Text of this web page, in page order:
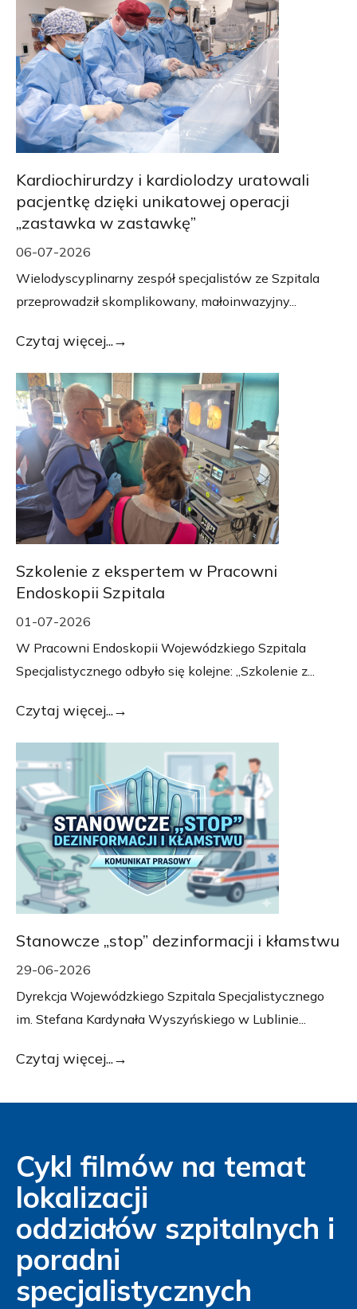
Kardiochirurdzy i kardiolodzy uratowali
pacjentkę dzięki unikatowej operacji
„zastawka w zastawkę”
06-07-2026
Wielodyscyplinarny zespół specjalistów ze Szpitala
przeprowadził skomplikowany, małoinwazyjny...
Czytaj więcej...
Szkolenie z ekspertem w Pracowni
Endoskopii Szpitala
01-07-2026
W Pracowni Endoskopii Wojewódzkiego Szpitala
Specjalistycznego odbyło się kolejne: „Szkolenie z...
Czytaj więcej...
Stanowcze „stop” dezinformacji i kłamstwu
29-06-2026
Dyrekcja Wojewódzkiego Szpitala Specjalistycznego
im. Stefana Kardynała Wyszyńskiego w Lublinie...
Czytaj więcej...
Cykl filmów na temat
lokalizacji
oddziałów szpitalnych i
poradni
specjalistycznych